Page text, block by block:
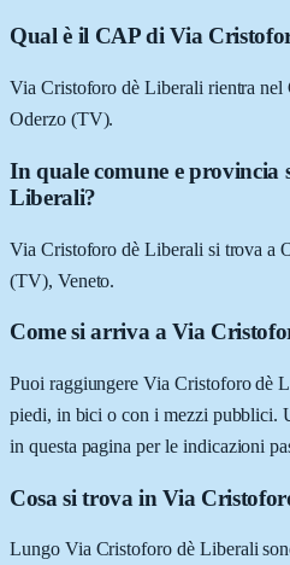
Qual è il CAP di Via
Via Cristoforo dè Liberali rientra nel
Oderzo (TV).
In quale comune e
Liberali?
Via Cristoforo dè Liberali si trova a
(TV), Veneto.
Come si arriva a Via
Puoi raggiungere Via Cristoforo dè
piedi, in bici o con i mezzi pubblici.
in questa pagina per le indicazioni
Cosa si trova in Via
Lungo Via Cristoforo dè Liberali